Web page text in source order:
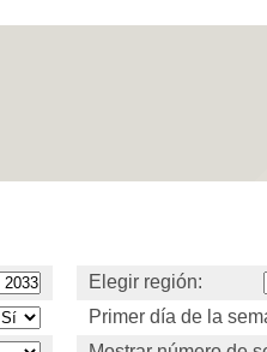
Elegir región:
Primer día de la